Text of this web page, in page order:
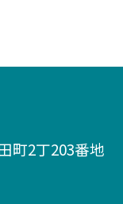
町2丁203番地